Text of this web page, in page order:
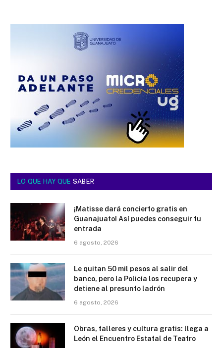
LO QUE HAY QUE SABER
¡Matisse dará concierto gratis en
Guanajuato! Así puedes conseguir tu
entrada
6 agosto, 2026
Le quitan 50 mil pesos al salir del
banco, pero la Policía los recupera y
detiene al presunto ladrón
6 agosto, 2026
Obras, talleres y cultura gratis: llega a
León el Encuentro Estatal de Teatro